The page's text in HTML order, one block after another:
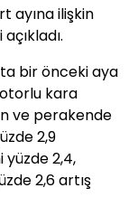
ayına ilişkin
bir önceki aya
kara
ve perakende
2,9
2,4,
2,6 artış